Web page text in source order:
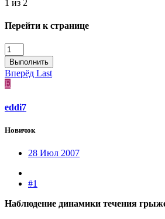
1 из 2
Перейти к странице
Выполнить
Вперёд Last
E
eddi7
Новичок
28 Июл 2007
#1
Наблюдение динамики течения